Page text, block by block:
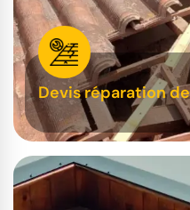
Devis réparation